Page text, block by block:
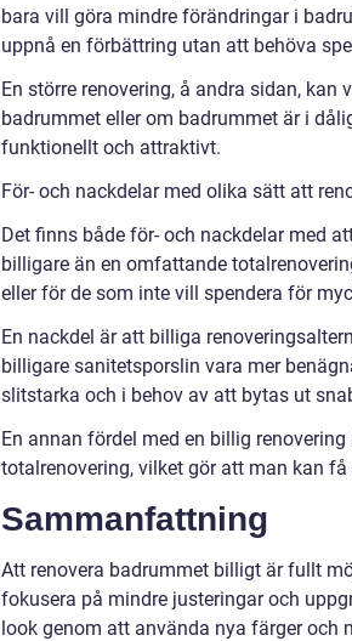
bara vill göra mindre förändringar i
uppnå en förbättring utan att behöva
En större renovering, å andra sidan,
badrummet eller om badrummet är i
funktionellt och attraktivt.
För- och nackdelar med olika sätt att
Det finns både för- och nackdelar med
billigare än en omfattande
eller för de som inte vill spendera för
En nackdel är att billiga
billigare sanitetsporslin vara mer
slitstarka och i behov av att bytas ut
En annan fördel med en billig
totalrenovering, vilket gör att man kan
Sammanfattning
Att renovera badrummet billigt är fullt
fokusera på mindre justeringar och
look genom att använda nya färger och